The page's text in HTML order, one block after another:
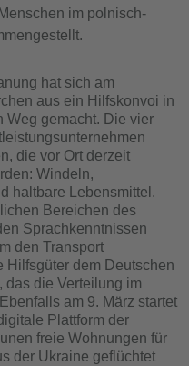
im polnisch-
hat sich am
aus ein Hilfskonvoi in
Weg gemacht. Die vier
die vor Ort derzeit
Windeln,
haltbare Lebensmittel.
Bereichen des
Sprachkenntnissen
den Transport
Hilfsgüter dem Deutschen
das die Verteilung im
am 9. März startet
Plattform der
freie Wohnungen für
der Ukraine geflüchtet